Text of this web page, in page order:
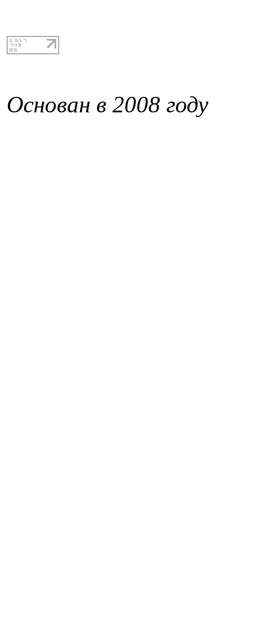
Основан в 2008 году